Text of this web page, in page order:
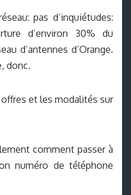
pas d’inquiétudes:
d’environ 30% du
d’antennes d’Orange.
donc.
et les modalités sur
comment passer à
numéro de téléphone